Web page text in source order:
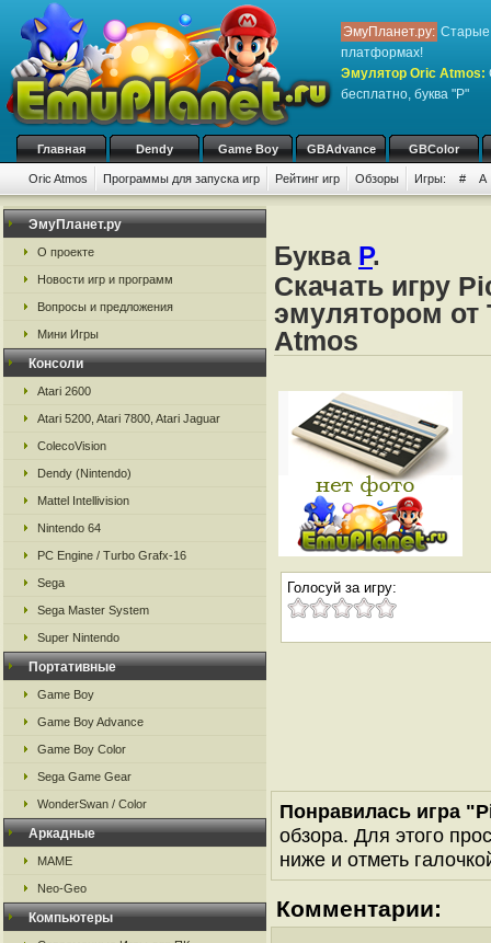
ЭмуПланет.ру: Старые
платформах!
Эмулятор Oric Atmos:
бесплатно, буква "P"
Главная Dendy Game Boy GBAdvance GBColor
Oric Atmos Программы для запуска игр Рейтинг игр Обзоры Игры: # A
ЭмуПланет.ру
О проекте
Новости игр и программ
Вопросы и предложения
Мини Игры
Консоли
Atari 2600
Atari 5200, Atari 7800, Atari Jaguar
ColecoVision
Dendy (Nintendo)
Mattel Intellivision
Nintendo 64
PC Engine / Turbo Grafx-16
Sega
Sega Master System
Super Nintendo
Портативные
Game Boy
Game Boy Advance
Game Boy Color
Sega Game Gear
WonderSwan / Color
Аркадные
MAME
Neo-Geo
Компьютеры
Буква P.
Скачать игру
эмулятором от
Atmos
Голосуй за игру:
Понравилась игра
обзора. Для этого
ниже и отметь
Комментарии: